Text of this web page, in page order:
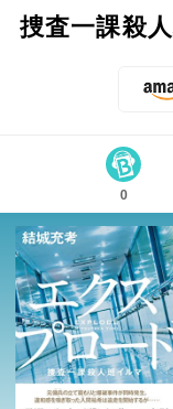
捜査一課殺
0